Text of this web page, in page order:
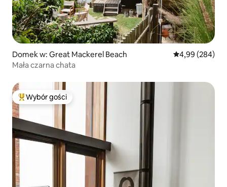
Domek w: Great Mackerel Beach Średnia
4,99 (284)
Mała czarna chata
Najpopularniejsze z kategorii Wybór gości
Wybór gości